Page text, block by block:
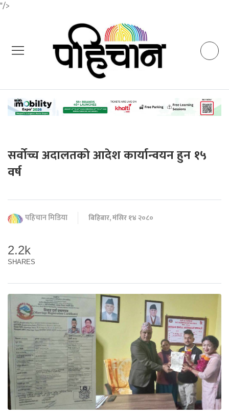
"/>
सर्वोच्च अदालतको आदेश कार्यान्वयन हुन १५
वर्ष
पहिचान मिडिया बिहिबार, मंसिर १४ २०८०
2.2k
SHARES